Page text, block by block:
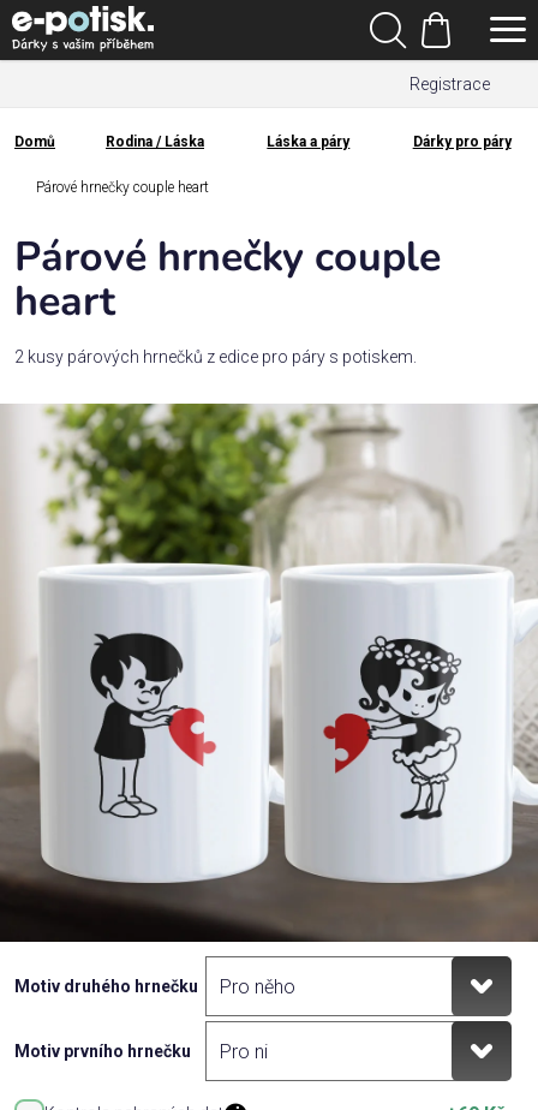
Přejít
na
obsah
Registrace
Hledat
Nákupní
košík
Kategorie
Dárek
pro
Rodina
Láska
Povolání,
zájmy a
sport
Domácnost
Kolekce
Oblečení
Přihlášení
Domů
Domů Rodina / Láska Láska a páry Dárky pro páry
Párové hrnečky couple heart
Motiv druhého hrnečku
Motiv prvního hrnečku
Párové hrnečky couple
heart
2 kusy párových hrnečků z edice pro páry s potiskem.